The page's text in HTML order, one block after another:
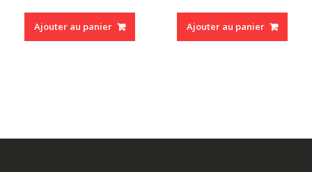
Ajouter au panier Ajouter au panier